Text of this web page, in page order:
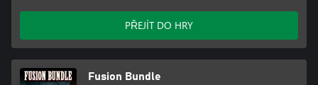
PŘEJÍT DO HRY
Fusion Bundle